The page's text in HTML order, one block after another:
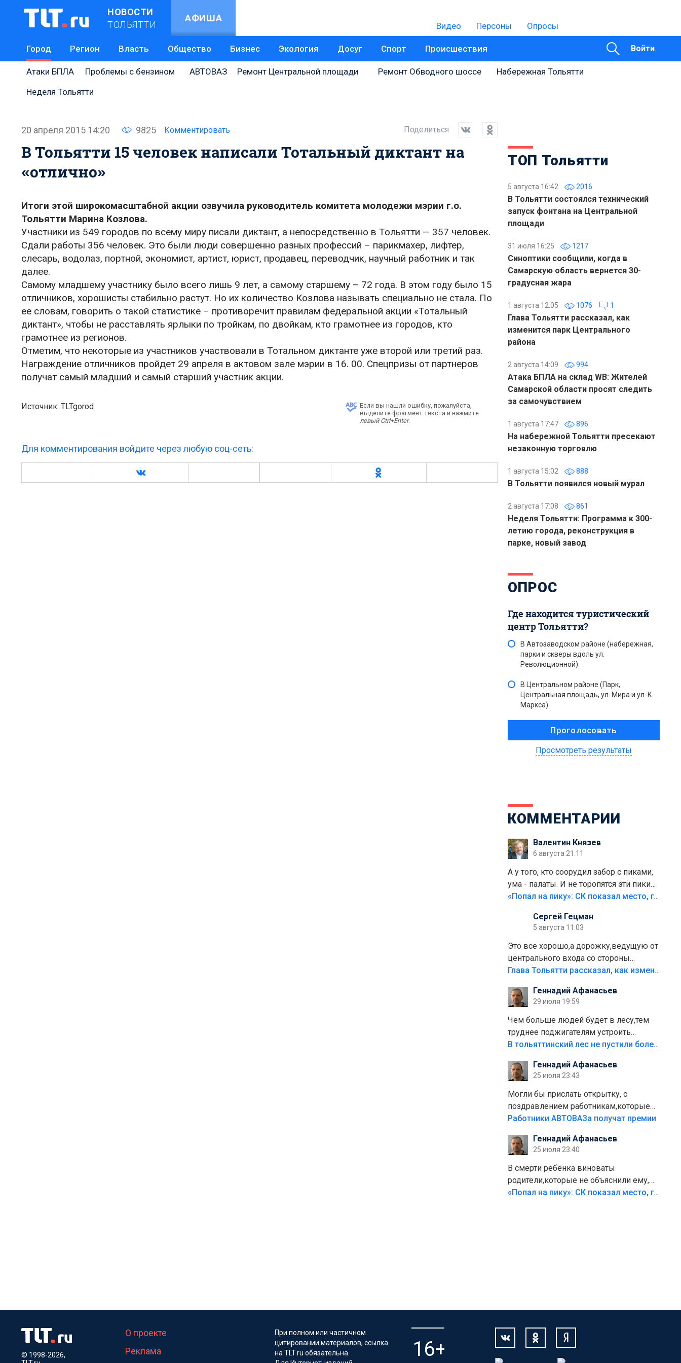
НОВОСТИ
ТОЛЬЯТТИ
АФИША
Видео Персоны Опросы
Город Регион Власть Общество Бизнес Экология Досуг Спорт Происшествия Войти
Атаки БПЛА Проблемы с бензином АВТОВАЗ Ремонт Центральной площади Ремонт Обводного шоссе
Набережная Тольятти
Неделя Тольятти
20 апреля 2015 14:20 9825 Комментировать Поделиться
В Тольятти 15 человек написали Тотальный диктант на
«отлично»
Итоги этой широкомасштабной акции озвучила руководитель комитета молодежи мэрии г.о.
Тольятти Марина Козлова.
Участники из 549 городов по всему миру писали диктант, а непосредственно в Тольятти — 357 человек.
Сдали работы 356 человек. Это были люди совершенно разных профессий – парикмахер, лифтер,
слесарь, водолаз, портной, экономист, артист, юрист, продавец, переводчик, научный работник и так
далее.
Самому младшему участнику было всего лишь 9 лет, а самому старшему – 72 года. В этом году было 15
отличников, хорошисты стабильно растут. Но их количество Козлова называть специально не стала. По
ее словам, говорить о такой статистике – противоречит правилам федеральной акции «Тотальный
диктант», чтобы не расставлять ярлыки по тройкам, по двойкам, кто грамотнее из городов, кто
грамотнее из регионов.
Отметим, что некоторые из участников участвовали в Тотальном диктанте уже второй или третий раз.
Награждение отличников пройдет 29 апреля в актовом зале мэрии в 16. 00. Спецпризы от партнеров
получат самый младший и самый старший участник акции.
Источник: TLTgorod
Если вы нашли ошибку, пожалуйста,
выделите фрагмент текста и нажмите
левый Ctrl+Enter.
Для комментирования войдите через любую соц-сеть:
ТОП Тольятти
5 августа 16:42 2016
В Тольятти состоялся технический
запуск фонтана на Центральной
площади
31 июля 16:25 1217
Синоптики сообщили, когда в
Самарскую область вернется 30-
градусная жара
1 августа 12:05 1076 1
Глава Тольятти рассказал, как
изменится парк Центрального
района
2 августа 14:09 994
Атака БПЛА на склад WB: Жителей
Самарской области просят следить
за самочувствием
1 августа 17:47 896
На набережной Тольятти пресекают
незаконную торговлю
1 августа 15:02 888
В Тольятти появился новый мурал
2 августа 17:08 861
Неделя Тольятти: Программа к 300-
летию города, реконструкция в
парке, новый завод
ОПРОС
Где находится туристический
центр Тольятти?
В Автозаводском районе (набережная,
парки и скверы вдоль ул.
Революционной)
В Центральном районе (Парк,
Центральная площадь, ул. Мира и ул. К.
Маркса)
Просмотреть результаты
КОММЕНТАРИИ
Валентин Князев
6 августа 21:11
А у того, кто соорудил забор с пиками,
ума - палаты. И не торопятся эти пики
срезать
«Попал на пику»: СК показал место, где был смертельно травмирован ребенок в Тольятти
Сергей Гецман
5 августа 11:03
Это все хорошо,а дорожку,ведущую от
центрального входа со стороны
кафе"Мираж" к аттракционам слабо
плитки не хватило,т.к.осенью и зимой
лежала в парке и испортилась.Да
еще,видимо,часть украли.
Глава Тольятти рассказал, как изменится парк Центрального района
Геннадий Афанасьев
29 июля 19:59
Чем больше людей будет в лесу,тем
труднее поджигателям устроить
пожар.Тех кто разводит костры,тех
полно стоит,почему водители всё
равно едут в лес? Штрафы мизерные.
В тольяттинский лес не пустили более тысячи автомобилей
Геннадий Афанасьев
25 июля 23:43
Могли бы прислать открытку, с
поздравлением работникам,которые
больше сорока лет отработали на
Работники АВТОВАЗа получат премии
Геннадий Афанасьев
25 июля 23:40
В смерти ребёнка виноваты
родители,которые не объяснили ему,
что такое хорошо и что такое плохо!
«Попал на пику»: СК показал место, где был смертельно травмирован ребенок в Тольятти
© 1998-2026,
О проекте
Реклама
При полном или частичном
цитировании материалов, ссылка
на TLT.ru обязательна.